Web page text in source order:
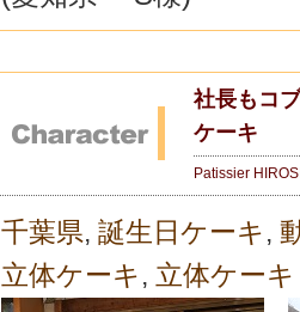
社長もコ
ケーキ
Patissier
千葉県, 誕生日ケーキ ,
立体ケーキ , 立体ケーキ